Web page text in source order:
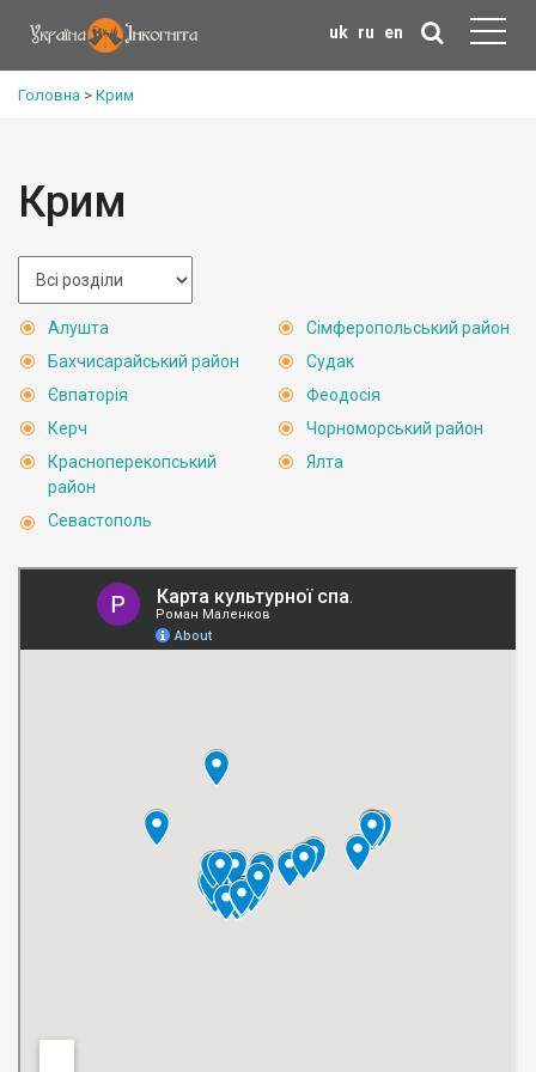
uk ru en
Головна > Крим
Крим
Алушта
Бахчисарайський район
Євпаторія
Керч
Красноперекопський
район
Севастополь
Сімферопольський район
Судак
Феодосія
Чорноморський район
Ялта